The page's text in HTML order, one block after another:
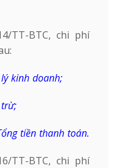
TT-BTC, chi phí
kinh doanh;
trừ;
tiền thanh toán.
TT-BTC, chi phí